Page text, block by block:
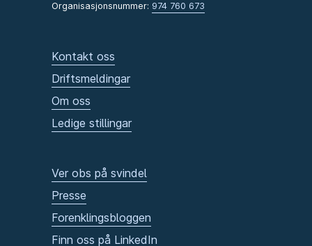
Organisasjonsnummer: 974 760 673
Kontakt oss
Driftsmeldingar
Om oss
Ledige stillingar
Ver obs på svindel
Presse
Forenklingsbloggen
Finn oss på LinkedIn